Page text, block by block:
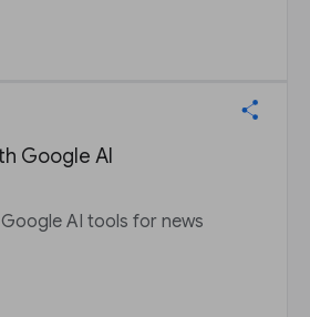
Google AI
AI tools for news